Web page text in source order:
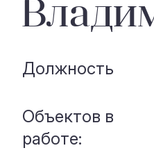
Должность
Объектов в
работе: